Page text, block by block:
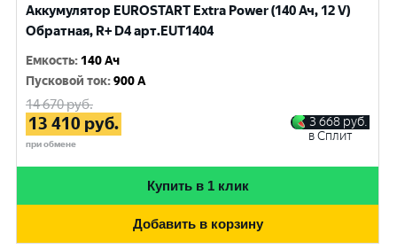
Аккумулятор EUROSTART Extra Power (140 Ач, 12 V)
Обратная, R+ D4 арт.EUT1404
Емкость: 140 Ач
Пусковой ток:900 A
14 670руб.
13 410 руб.
при обмене
3 668 руб.
в Сплит
Купить в 1 клик
Добавить в корзину